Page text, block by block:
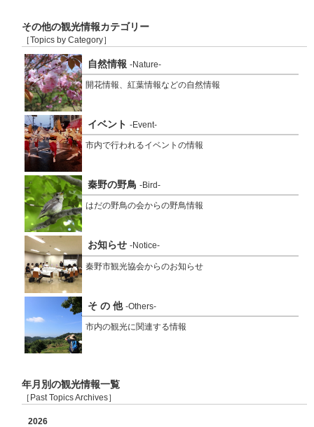
その他の観光情報カテゴリー
［Topics by Category］
自然情報 -Nature-
開花情報、紅葉情報などの自然情報
イベント -Event-
市内で行われるイベントの情報
秦野の野鳥 -Bird-
はだの野鳥の会からの野鳥情報
お知らせ -Notice-
秦野市観光協会からのお知らせ
そ の 他 -Others-
市内の観光に関連する情報
年月別の観光情報一覧
［Past Topics Archives］
2026